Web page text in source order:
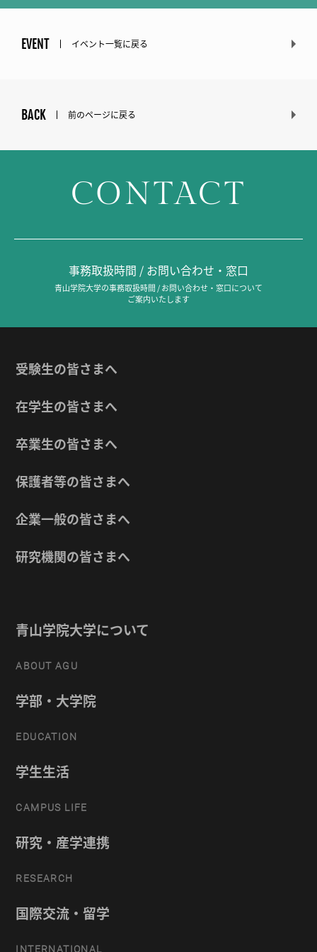
EVENT イベント一覧に戻る
BACK 前のページに戻る
CONTACT
事務取扱時間 / お問い合わせ・窓口
青山学院大学の事務取扱時間 / お問い合わせ・窓口について
ご案内いたします
受験生の皆さまへ
在学生の皆さまへ
卒業生の皆さまへ
保護者等の皆さまへ
企業一般の皆さまへ
研究機関の皆さまへ
青山学院大学について
ABOUT AGU
学部・大学院
EDUCATION
学生生活
CAMPUS LIFE
研究・産学連携
RESEARCH
国際交流・留学
INTERNATIONAL